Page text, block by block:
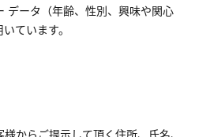
データ（年齢、性別、興味や関心
ています。
からご提示して頂く住所、氏名、